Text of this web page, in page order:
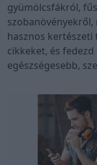
gyümölcsfákról,
hasznos kertészeti
cikkeket, és
egészségesebb,